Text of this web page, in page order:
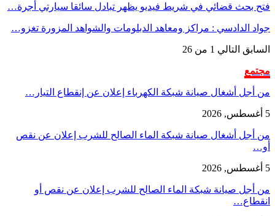
فتح بحث قضائي في شريط فيديو يظهر تبادل سائقا سيارتي أجرة…
جواد الدادسي : مراكز ومعاهد الدبلومات والشواهد المزورة تغزو…
السابق التالي 1 من 26
مجتمع
من أجل أشغال صيانة شبكة الكهرباء إعلان عن إنقطاع التيار…
5 أغسطس, 2026
من أجل أشغال صيانة شبكة الماء الصالح للشرب إعلان عن نقص
أو…
5 أغسطس, 2026
من أجل صيانة شبكة الماء الصالح للشرب إعلان عن نقص أو
انقطاع…